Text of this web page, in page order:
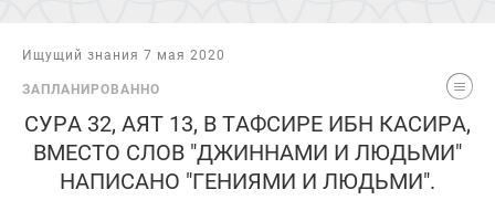
Ищущий знания 7 мая 2020
ЗАПЛАНИРОВАННО
СУРА 32, АЯТ 13, В ТАФСИРЕ ИБН КАСИРА,
ВМЕСТО СЛОВ "ДЖИННАМИ И ЛЮДЬМИ"
НАПИСАНО "ГЕНИЯМИ И ЛЮДЬМИ".